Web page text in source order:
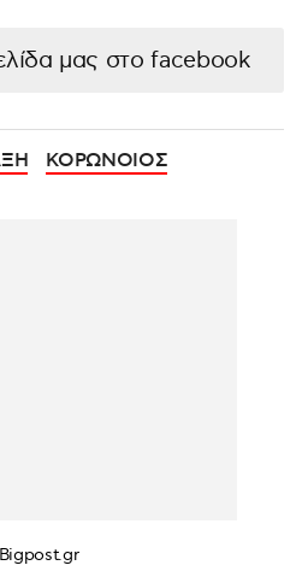
μας στο facebook
ΚΟΡΩΝΟΙΟΣ
Bigpost.gr